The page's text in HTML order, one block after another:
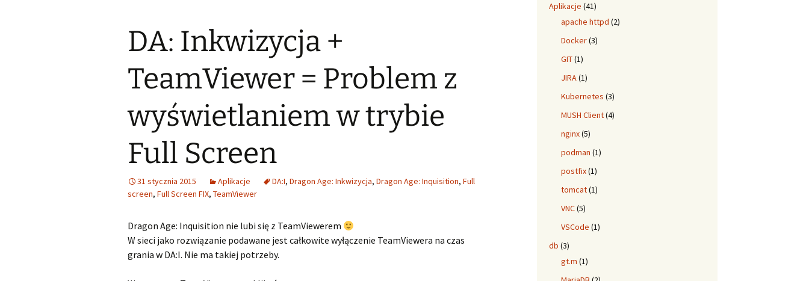
DA: Inkwizycja +
TeamViewer = Problem z
wyświetlaniem w trybie
Full Screen
31 stycznia 2015 Aplikacje DA:I, Dragon Age: Inkwizycja, Dragon Age: Inquisition, Full
screen, Full Screen FIX, TeamViewer
Dragon Age: Inquisition nie lubi się z TeamViewerem
W sieci jako rozwiązanie podawane jest całkowite wyłączenie TeamViewera na czas
grania w DA:I. Nie ma takiej potrzeby.
Aplikacje (41)
apache httpd (2)
Docker(3)
GIT(1)
JIRA(1)
Kubernetes (3)
MUSH Client(4)
nginx(5)
podman (1)
postfix(1)
tomcat(1)
VNC(5)
VSCode (1)
db (3)
gt.m (1)